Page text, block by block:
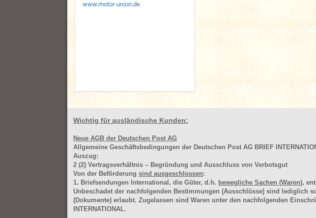
www.motor-union.de
Wichtig für ausländische Kunden:
Neue AGB der Deutschen Post AG
Allgemeine Geschäftsbedingungen der Deutschen Post AG BRIEF
Auszug:
2 (2) Vertragsverhältnis – Begründung und Ausschluss von Verbotsgut
Von der Beförderung sind ausgeschlossen:
1. Briefsendungen International, die Güter, d.h. bewegliche Sachen (Waren),
Unbeschadet der nachfolgenden Bestimmungen (Ausschlüsse) sind lediglich
(Dokumente) erlaubt. Zugelassen sind Waren unter den nachfolgenden
INTERNATIONAL.